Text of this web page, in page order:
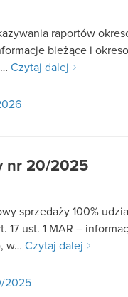
raportów
bieżące i
Czytaj dalej
nr 20/2025
sprzedaży 100%
17 ust. 1 MAR –
w… Czytaj dalej
2025